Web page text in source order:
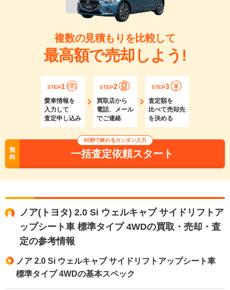
複数の見積もりを比較して
最高額で売却しよう!
STEP1
愛車情報を
入力して
査定申し込み
STEP2
買取店から
電話、メール
でご連絡
STEP3
査定額を
比べて売却先
を決める
無
料
90秒で終わるカンタン入力
一括査定依頼スタート
ノア(トヨタ) 2.0 Si ウェルキャブ サイドリフトア
ップシート車 標準タイプ 4WDの買取・売却・査
定の参考情報
ノア 2.0 Si ウェルキャブ サイドリフトアップシート車
標準タイプ 4WDの基本スペック